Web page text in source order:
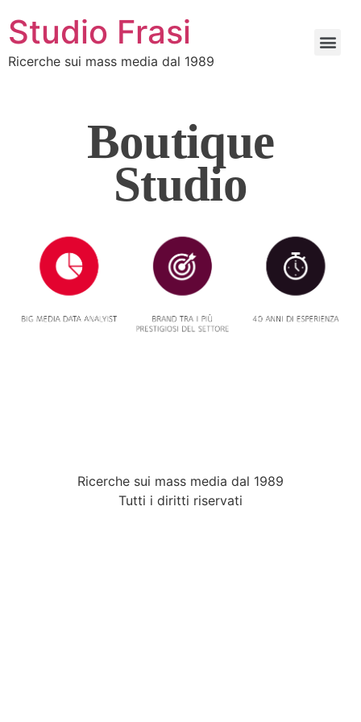
Studio Frasi
Ricerche sui mass media dal 1989
Boutique
Studio
Ricerche sui mass media dal 1989
Tutti i diritti riservati